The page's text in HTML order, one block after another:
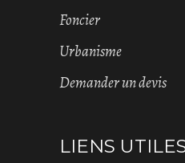
Foncier
Urbanisme
Demander un devis
LIENS